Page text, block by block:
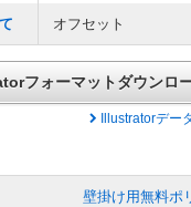
オフセット
フォーマットダウンロ
Illustratorデー
壁掛け用無料ポ